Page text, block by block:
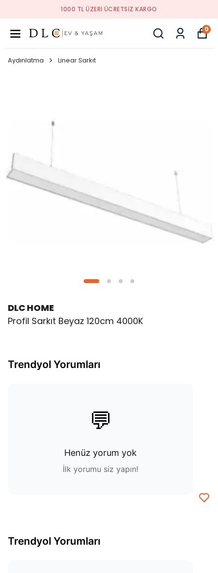
1000 TL ÜZERI ÜCRETSIZ KARGO
0
Aydınlatma Linear Sarkıt
DLC HOME
Profil Sarkıt Beyaz 120cm 4000K
Trendyol Yorumları
💬
Henüz yorum yok
İlk yorumu siz yapın!
Trendyol Yorumları